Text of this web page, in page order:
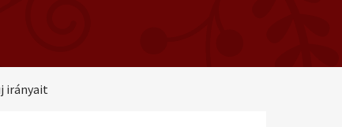
irányait